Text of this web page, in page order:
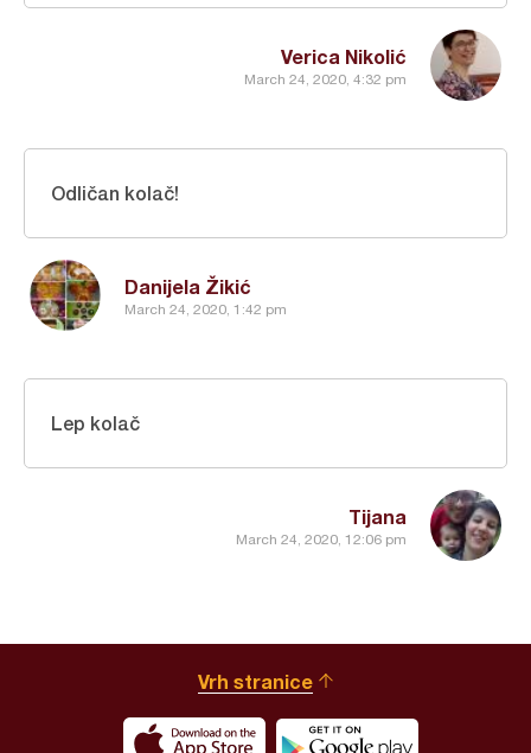
Verica Nikolić
March 24, 2020, 4:32 pm
Danijela Žikić
March 24, 2020, 1:42 pm
Odličan kolač!
Tijana
March 24, 2020, 12:06 pm
Lep kolač
Vrh stranice